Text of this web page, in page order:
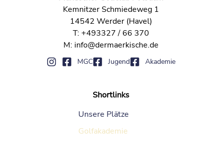
Kemnitzer Schmiedeweg 1
14542 Werder (Havel)
T: +493327 / 66 370
M: info@dermaerkische.de
MGC Jugend Akademie
Shortlinks
Unsere Plätze
Golfakademie